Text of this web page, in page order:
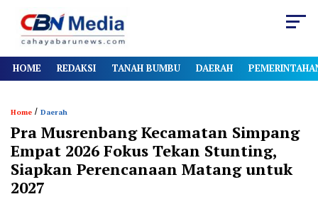
HOME REDAKSI TANAH BUMBU DAERAH
Home / Daerah
Pra Musrenbang Kecamatan Simpang
Empat 2026 Fokus Tekan Stunting,
Siapkan Perencanaan Matang untuk
2027